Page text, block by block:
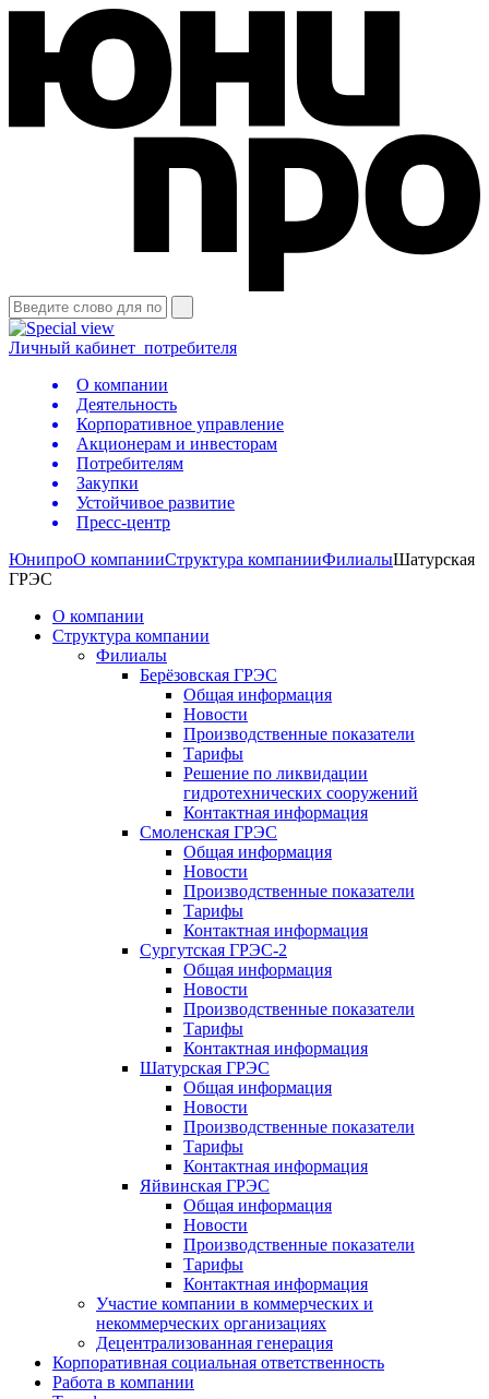
Личный кабинет потребителя
О компании
Деятельность
Корпоративное управление
Акционерам и инвесторам
Потребителям
Закупки
Устойчивое развитие
Пресс-центр
ЮнипроО компанииСтруктура компанииФилиалыШатурская
ГРЭС
О компании
Структура компании
Филиалы
Берёзовская ГРЭС
Общая информация
Новости
Производственные показатели
Тарифы
Решение по ликвидации
гидротехнических сооружений
Контактная информация
Смоленская ГРЭС
Общая информация
Новости
Производственные показатели
Тарифы
Контактная информация
Сургутская ГРЭС-2
Общая информация
Новости
Производственные показатели
Тарифы
Контактная информация
Шатурская ГРЭС
Общая информация
Новости
Производственные показатели
Тарифы
Контактная информация
Яйвинская ГРЭС
Общая информация
Новости
Производственные показатели
Тарифы
Контактная информация
Участие компании в коммерческих и
некоммерческих организациях
Децентрализованная генерация
Корпоративная социальная ответственность
Работа в компании